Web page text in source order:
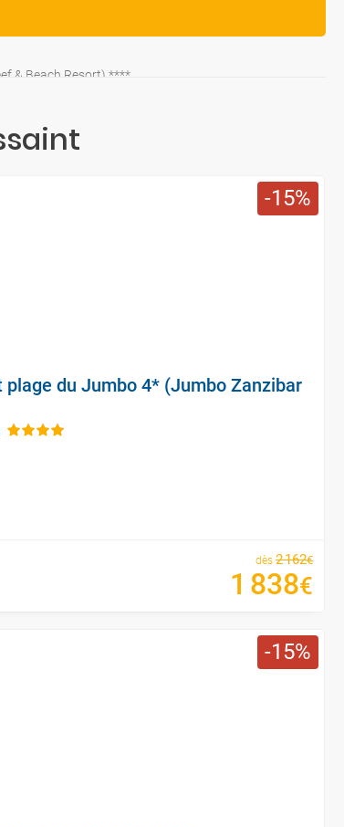
& Beach Resort) ****
15
du Jumbo 4* (Jumbo Zanzibar
dès 2162€
1 838€
15